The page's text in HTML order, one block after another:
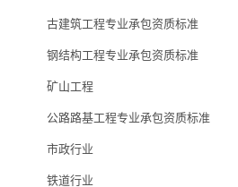
古建筑工程专业承包资质标准
钢结构工程专业承包资质标准
矿山工程
公路路基工程专业承包资质标准
市政行业
铁道行业